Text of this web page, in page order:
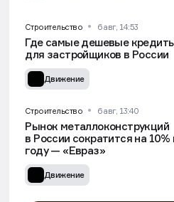
Строительство 6 авг, 14:53
Где самые дешевые
для застройщиков в России
Движение
Строительство 6 авг, 13:40
Рынок металлоконструкций
в России сократится на 10%
году — «Евраз»
Движение